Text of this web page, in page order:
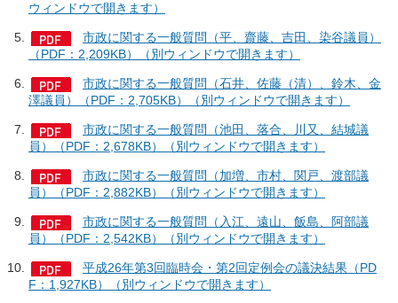
ウィンドウで開きます）
市政に関する一般質問（平、齋藤、吉田、染谷議員）
（PDF：2,209KB）（別ウィンドウで開きます）
市政に関する一般質問（石井、佐藤（清）、鈴木、金
澤議員）（PDF：2,705KB）（別ウィンドウで開きます）
市政に関する一般質問（池田、落合、川又、結城議
員）（PDF：2,678KB）（別ウィンドウで開きます）
市政に関する一般質問（加増、市村、関戸、渡部議
員）（PDF：2,882KB）（別ウィンドウで開きます）
市政に関する一般質問（入江、遠山、飯島、阿部議
員）（PDF：2,542KB）（別ウィンドウで開きます）
平成26年第3回臨時会・第2回定例会の議決結果（PD
F：1,927KB）（別ウィンドウで開きます）